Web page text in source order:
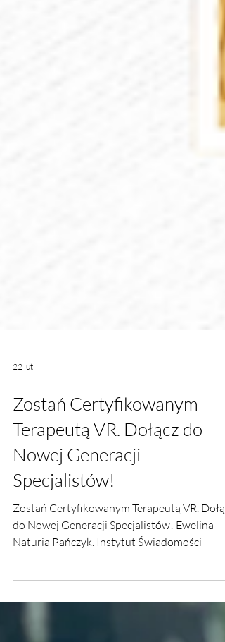
22 lut
Zostań Certyfikowanym
Terapeutą VR. Dołącz do
Nowej Generacji
Specjalistów!
Naturia Pańczyk. Instytut Świadomości